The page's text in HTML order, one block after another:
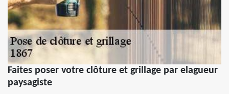
Faites poser votre clôture et grillage par elagueur
paysagiste